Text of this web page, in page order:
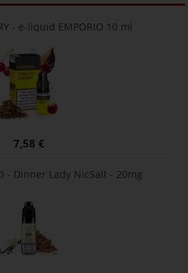
- e-liquid EMPORIO 10 ml
7,58 €
- Dinner Lady NicSalt - 20mg